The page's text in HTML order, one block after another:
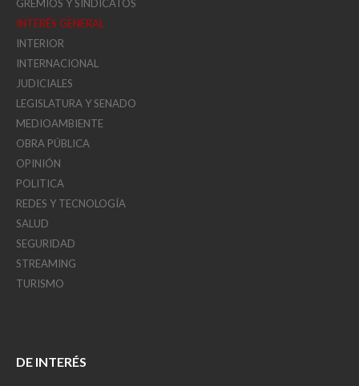
GREMIOS Y SINDICATOS
INTERÉS GENERAL
INTERIOR
INTERNACIONAL
JUDICIALES
LEGISLATURA Y SENADO
MEDIOAMBIENTE
OBRA PÚBLICA
OPINIÓN
POLITICA
REDES Y TECNOLOGÍA
SALUD
SEGURIDAD
STREAMING
TURISMO
DE INTERÉS